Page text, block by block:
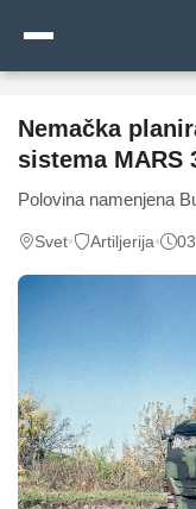
Nemačka
sistema MARS
Polovina namenjena
Svet• Artiljerija•